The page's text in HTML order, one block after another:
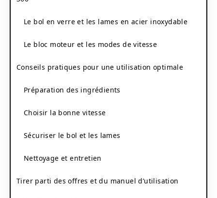
Le bol en verre et les lames en acier inoxydable
Le bloc moteur et les modes de vitesse
Conseils pratiques pour une utilisation optimale
Préparation des ingrédients
Choisir la bonne vitesse
Sécuriser le bol et les lames
Nettoyage et entretien
Tirer parti des offres et du manuel d’utilisation